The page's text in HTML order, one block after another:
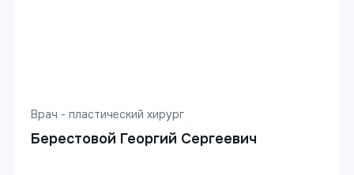
Врач - пластический хирург
Берестовой Георгий Сергеевич